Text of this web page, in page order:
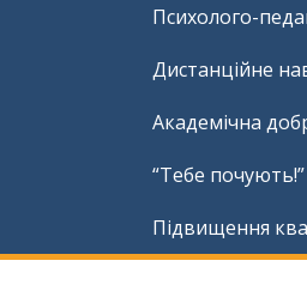
Психолого-
Дистанційне
Академічна
“Тебе
Підвищення